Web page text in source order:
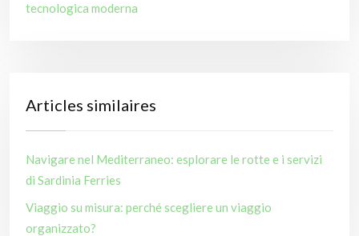
tecnologica moderna
Articles similaires
Navigare nel Mediterraneo: esplorare le rotte e i servizi
di Sardinia Ferries
Viaggio su misura: perché scegliere un viaggio
organizzato?